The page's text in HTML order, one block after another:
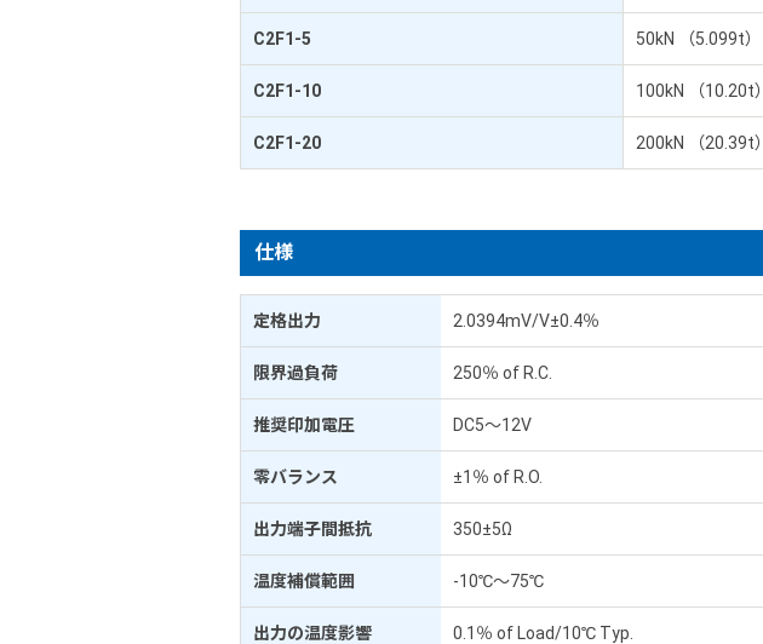
C2F1-5 50kN （5.099t）
C2F1-10 100kN （10.20t）
C2F1-20 200kN （20.39t）
仕様
定格出力 2.0394mV/V±0.4％
限界過負荷 250％ of R.C.
推奨印加電圧 DC5～12V
零バランス ±1％ of R.O.
出力端子間抵抗 350±5Ω
温度補償範囲 -10℃～75℃
出力の温度影響 0.1％ of Load/10℃ Typ.